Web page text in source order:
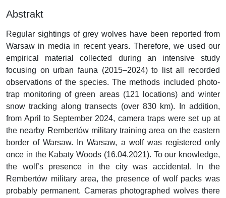
Abstrakt
Regular sightings of grey wolves have been reported from
Warsaw in media in recent years. Therefore, we used our
empirical material collected during an intensive study
focusing on urban fauna (2015–2024) to list all recorded
observations of the species. The methods included photo-
trap monitoring of green areas (121 locations) and winter
snow tracking along transects (over 830 km). In addition,
from April to September 2024, camera traps were set up at
the nearby Rembertów military training area on the eastern
border of Warsaw. In Warsaw, a wolf was registered only
once in the Kabaty Woods (16.04.2021). To our knowledge,
the wolf’s presence in the city was accidental. In the
Rembertów military area, the presence of wolf packs was
probably permanent. Cameras photographed wolves there